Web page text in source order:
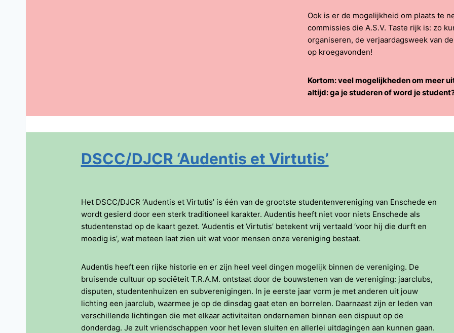
Ook is er de mogelijkheid om plaats te
commissies die A.S.V. Taste rijk is: zo
organiseren, de verjaardagsweek van
op kroegavonden!
Kortom: veel mogelijkheden om meer
altijd: ga je studeren of word je
DSCC/DJCR ‘Audentis et Virtutis’
Het DSCC/DJCR ‘Audentis et Virtutis’ is één van de grootste studentenvereniging van Enschede en
wordt gesierd door een sterk traditioneel karakter. Audentis heeft niet voor niets Enschede als
studentenstad op de kaart gezet. ‘Audentis et Virtutis’ betekent vrij vertaald ‘voor hij die durft en
moedig is’, wat meteen laat zien uit wat voor mensen onze vereniging bestaat.
Audentis heeft een rijke historie en er zijn heel veel dingen mogelijk binnen de vereniging. De
bruisende cultuur op sociëteit T.R.A.M. ontstaat door de bouwstenen van de vereniging: jaarclubs,
disputen, studentenhuizen en subverenigingen. In je eerste jaar vorm je met anderen uit jouw
lichting een jaarclub, waarmee je op de dinsdag gaat eten en borrelen. Daarnaast zijn er leden van
verschillende lichtingen die met elkaar activiteiten ondernemen binnen een dispuut op de
donderdag. Je zult vriendschappen voor het leven sluiten en allerlei uitdagingen aan kunnen gaan.